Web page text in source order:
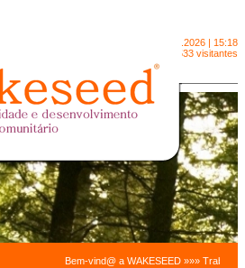
7.8.2026 | 15:18
2090533 visitantes
Bem-vind@ a WAKESEED »»»